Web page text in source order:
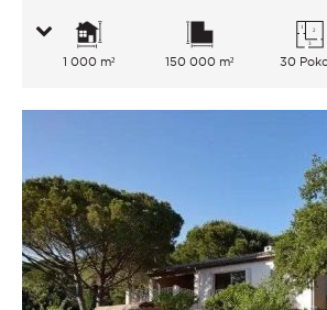
1 000 m² 150 000 m² 30